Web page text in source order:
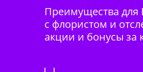
Преимущества для
с флористом и
акции и бонусы за